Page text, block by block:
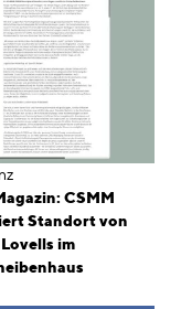
CSMM
Standort von
im